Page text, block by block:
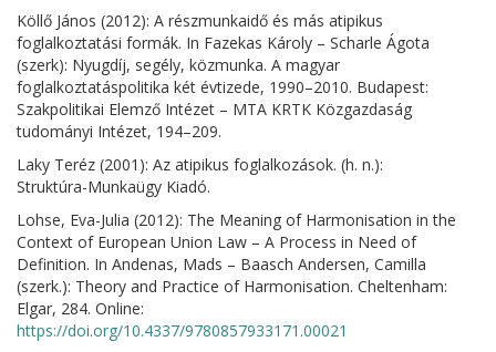
Köllő János (2012): A részmunkaidő és más atipikus
foglalkoztatási formák. In Fazekas Károly – Scharle Ágota
(szerk): Nyugdíj, segély, közmunka. A magyar
foglalkoztatáspolitika két évtizede, 1990–2010. Budapest:
Szakpolitikai Elemző Intézet – MTA KRTK Közgazdaság
tudományi Intézet, 194–209.
Laky Teréz (2001): Az atipikus foglalkozások. (h. n.):
Struktúra-Munkaügy Kiadó.
Lohse, Eva-Julia (2012): The Meaning of Harmonisation in the
Context of European Union Law – A Process in Need of
Definition. In Andenas, Mads – Baasch Andersen, Camilla
(szerk.): Theory and Practice of Harmonisation. Cheltenham:
Elgar, 284. Online:
https://doi.org/10.4337/9780857933171.00021